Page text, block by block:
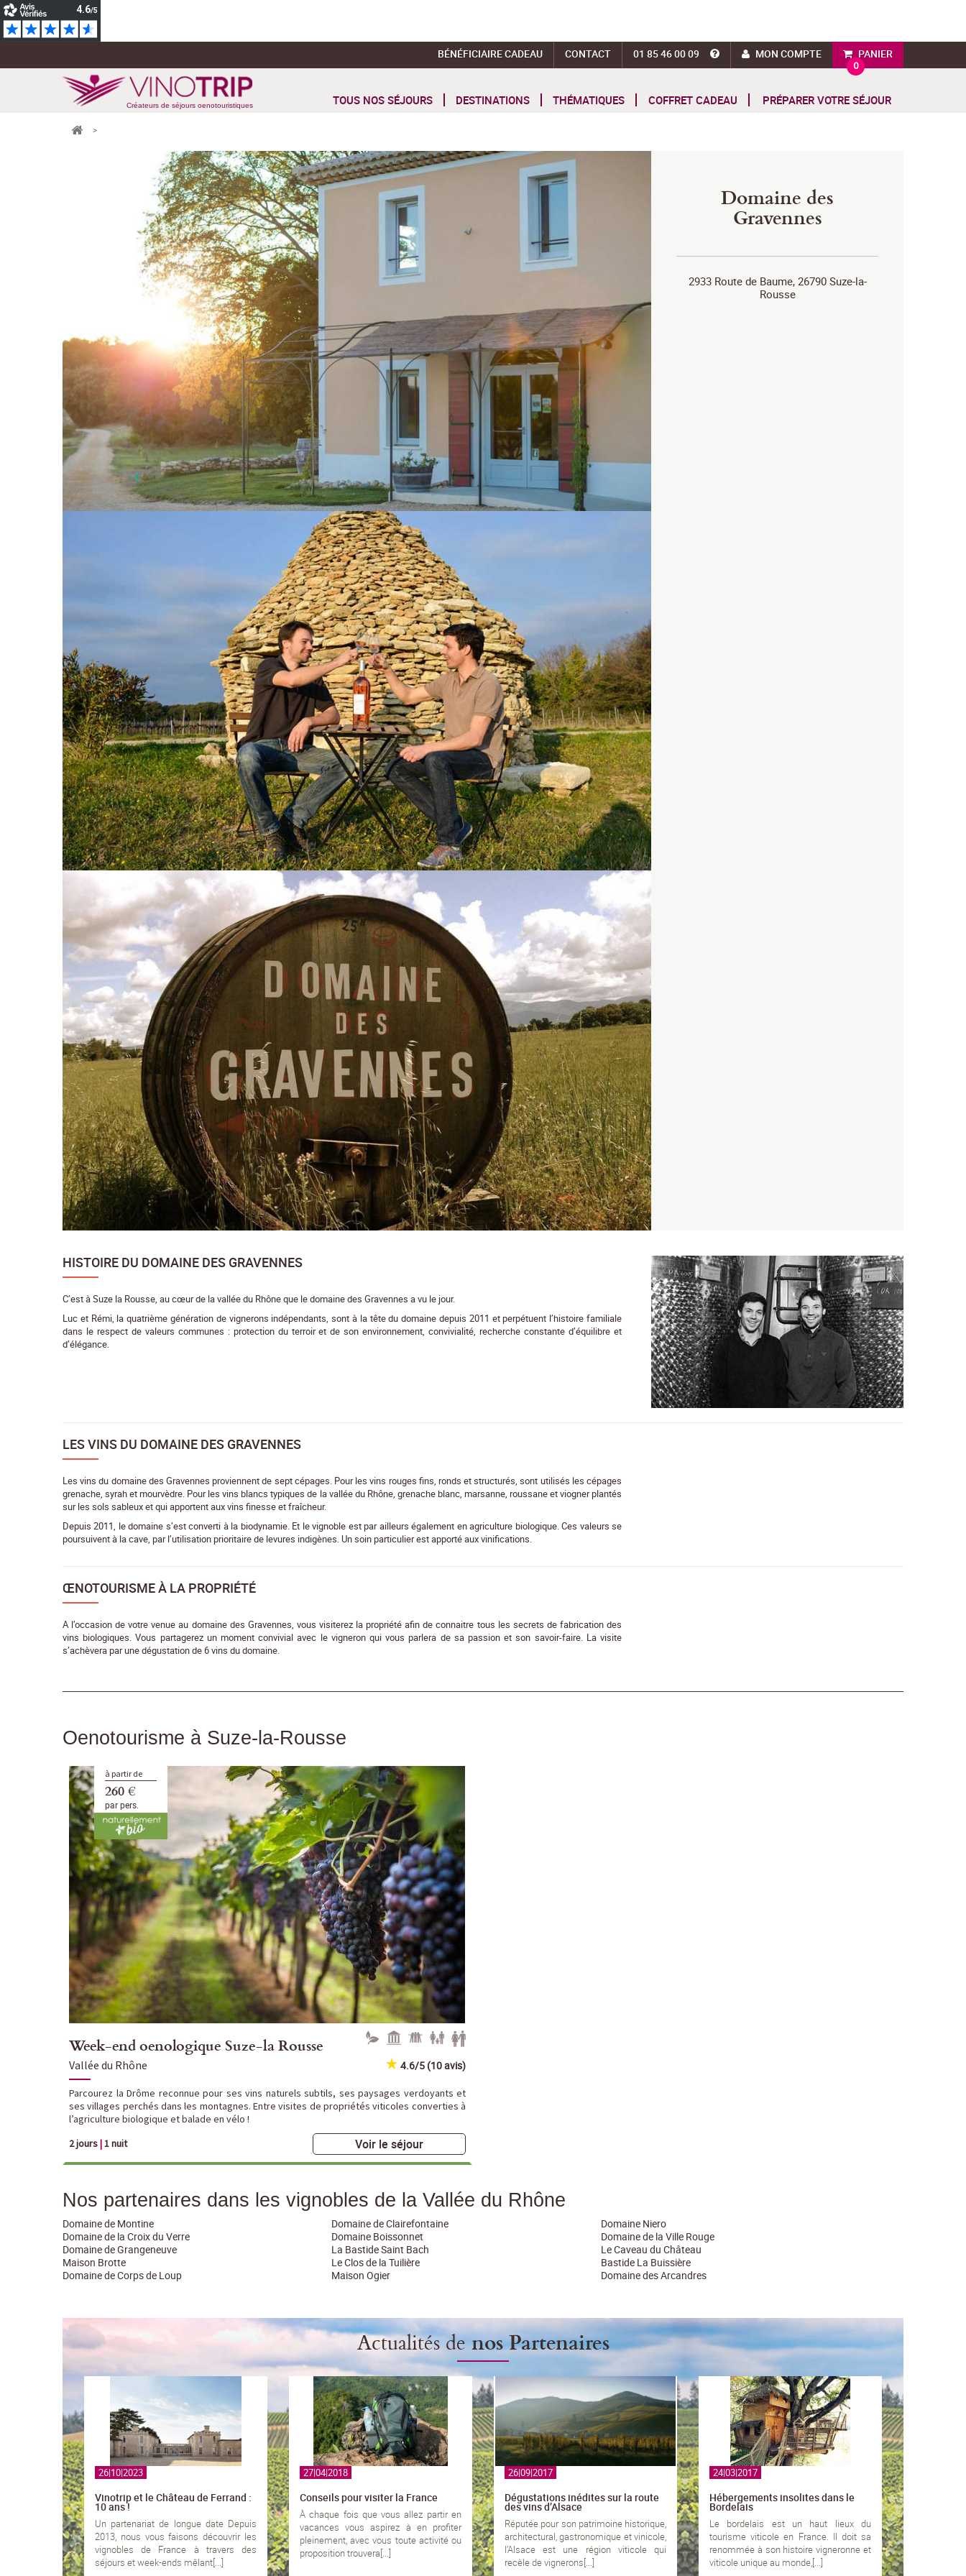
PANIER
0
MON COMPTE
01 85 46 00 09
CONTACT
BÉNÉFICIAIRE CADEAU
Créateurs de séjours oenotouristiques TOUS NOS SÉJOURS DESTINATIONS THÉMATIQUES COFFRET CADEAU PRÉPARER VOTRE SÉJOUR
>
Domaine des
Gravennes
2933 Route de Baume, 26790 Suze-la-
Rousse
HISTOIRE DU DOMAINE DES GRAVENNES
C’est à Suze la Rousse, au cœur de la vallée du Rhône que le domaine des Gravennes a vu le jour.
Luc et Rémi, la quatrième génération de vignerons indépendants, sont à la tête du domaine depuis 2011 et perpétuent l’histoire familiale
dans le respect de valeurs communes : protection du terroir et de son environnement, convivialité, recherche constante d’équilibre et
d’élégance.
LES VINS DU DOMAINE DES GRAVENNES
Les vins du domaine des Gravennes proviennent de sept cépages. Pour les vins rouges fins, ronds et structurés, sont utilisés les cépages
grenache, syrah et mourvèdre. Pour les vins blancs typiques de la vallée du Rhône, grenache blanc, marsanne, roussane et viogner plantés
sur les sols sableux et qui apportent aux vins finesse et fraîcheur.
Depuis 2011, le domaine s’est converti à la biodynamie. Et le vignoble est par ailleurs également en agriculture biologique. Ces valeurs se
poursuivent à la cave, par l’utilisation prioritaire de levures indigènes. Un soin particulier est apporté aux vinifications.
ŒNOTOURISME À LA PROPRIÉTÉ
A l’occasion de votre venue au domaine des Gravennes, vous visiterez la propriété afin de connaitre tous les secrets de fabrication des
vins biologiques. Vous partagerez un moment convivial avec le vigneron qui vous parlera de sa passion et son savoir-faire. La visite
s’achèvera par une dégustation de 6 vins du domaine.
Oenotourisme à Suze-la-Rousse
à partir de
260 €
par pers.
Week-end oenologique Suze-la Rousse
Vallée du Rhône 4.6/5 (10 avis)
Parcourez la Drôme reconnue pour ses vins naturels subtils, ses paysages verdoyants et
ses villages perchés dans les montagnes. Entre visites de propriétés viticoles converties à
l’agriculture biologique et balade en vélo !
2 jours|1 nuit Voir le séjour
Nos partenaires dans les vignobles de la Vallée du Rhône
Domaine de Montine Domaine de Clairefontaine
Domaine Niero
Domaine de la Croix du Verre
Domaine Boissonnet
Domaine de la Ville Rouge
Domaine de Grangeneuve
La Bastide Saint Bach
Le Caveau du Château
Maison Brotte
Le Clos de la Tuilière
Bastide La Buissière
Domaine de Corps de Loup
Maison Ogier Domaine des Arcandres
Actualités denos Partenaires
26|10|2023
Vinotrip et le Château de Ferrand :
10 ans !
Un partenariat de longue date Depuis
2013, nous vous faisons découvrir les
vignobles de France à travers des
séjours et week-ends mêlant[...]
27|04|2018
Conseils pour visiter la France
À chaque fois que vous allez partir en
vacances vous aspirez à en profiter
pleinement, avec vous toute activité ou
proposition trouvera[...]
26|09|2017
Dégustations inédites sur la route
des vins d’Alsace
Réputée pour son patrimoine historique,
architectural, gastronomique et vinicole,
l’Alsace est une région viticole qui
recèle de vignerons[...]
24|03|2017
Hébergements insolites dans le
Bordelais
Le bordelais est un haut lieux du
tourisme viticole en France. Il doit sa
renommée à son histoire vigneronne et
viticole unique au monde,[...]